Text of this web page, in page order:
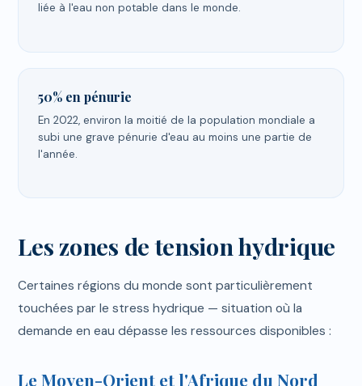
liée à l'eau non potable dans le monde.
50% en pénurie
En 2022, environ la moitié de la population mondiale a
subi une grave pénurie d'eau au moins une partie de
l'année.
Les zones de tension hydrique
Certaines régions du monde sont particulièrement
touchées par le stress hydrique — situation où la
demande en eau dépasse les ressources disponibles :
Le Moyen-Orient et l'Afrique du Nord